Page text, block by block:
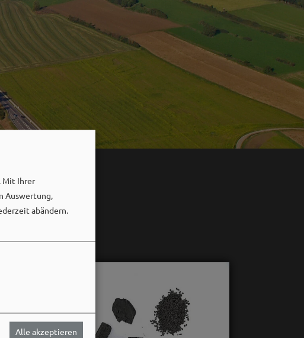
Mit Ihrer
Auswertung,
abändern.
Alle akzeptieren